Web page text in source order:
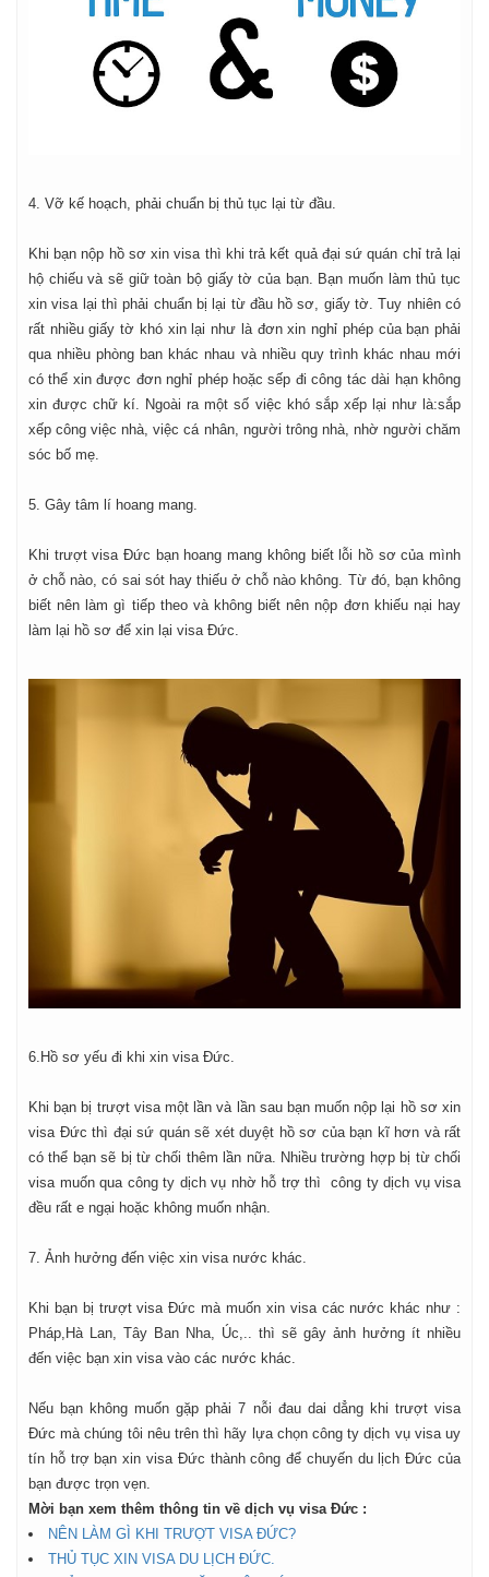
4. Vỡ kế hoạch, phải chuẩn bị thủ tục lại từ đầu.
Khi bạn nộp hồ sơ xin visa thì khi trả kết quả đại sứ quán chỉ trả lại
hộ chiếu và sẽ giữ toàn bộ giấy tờ của bạn. Bạn muốn làm thủ tục
xin visa lại thì phải chuẩn bị lại từ đầu hồ sơ, giấy tờ. Tuy nhiên có
rất nhiều giấy tờ khó xin lại như là đơn xin nghỉ phép của bạn phải
qua nhiều phòng ban khác nhau và nhiều quy trình khác nhau mới
có thể xin được đơn nghỉ phép hoặc sếp đi công tác dài hạn không
xin được chữ kí. Ngoài ra một số việc khó sắp xếp lại như là:sắp
xếp công việc nhà, việc cá nhân, người trông nhà, nhờ người chăm
sóc bố mẹ.
5. Gây tâm lí hoang mang.
Khi trượt visa Đức bạn hoang mang không biết lỗi hồ sơ của mình
ở chỗ nào, có sai sót hay thiếu ở chỗ nào không. Từ đó, bạn không
biết nên làm gì tiếp theo và không biết nên nộp đơn khiếu nại hay
làm lại hồ sơ để xin lại visa Đức.
6.Hồ sơ yếu đi khi xin visa Đức.
Khi bạn bị trượt visa một lần và lần sau bạn muốn nộp lại hồ sơ xin
visa Đức thì đại sứ quán sẽ xét duyệt hồ sơ của bạn kĩ hơn và rất
có thể bạn sẽ bị từ chối thêm lần nữa. Nhiều trường hợp bị từ chối
visa muốn qua công ty dịch vụ nhờ hỗ trợ thì công ty dịch vụ visa
đều rất e ngại hoặc không muốn nhận.
7. Ảnh hưởng đến việc xin visa nước khác.
Khi bạn bị trượt visa Đức mà muốn xin visa các nước khác như :
Pháp,Hà Lan, Tây Ban Nha, Úc,.. thì sẽ gây ảnh hưởng ít nhiều
đến việc bạn xin visa vào các nước khác.
Nếu bạn không muốn gặp phải 7 nỗi đau dai dẳng khi trượt visa
Đức mà chúng tôi nêu trên thì hãy lựa chọn công ty dịch vụ visa uy
tín hỗ trợ bạn xin visa Đức thành công để chuyến du lịch Đức của
bạn được trọn vẹn.
Mời bạn xem thêm thông tin về dịch vụ visa Đức :
NÊN LÀM GÌ KHI TRƯỢT VISA ĐỨC?
THỦ TỤC XIN VISA DU LỊCH ĐỨC.